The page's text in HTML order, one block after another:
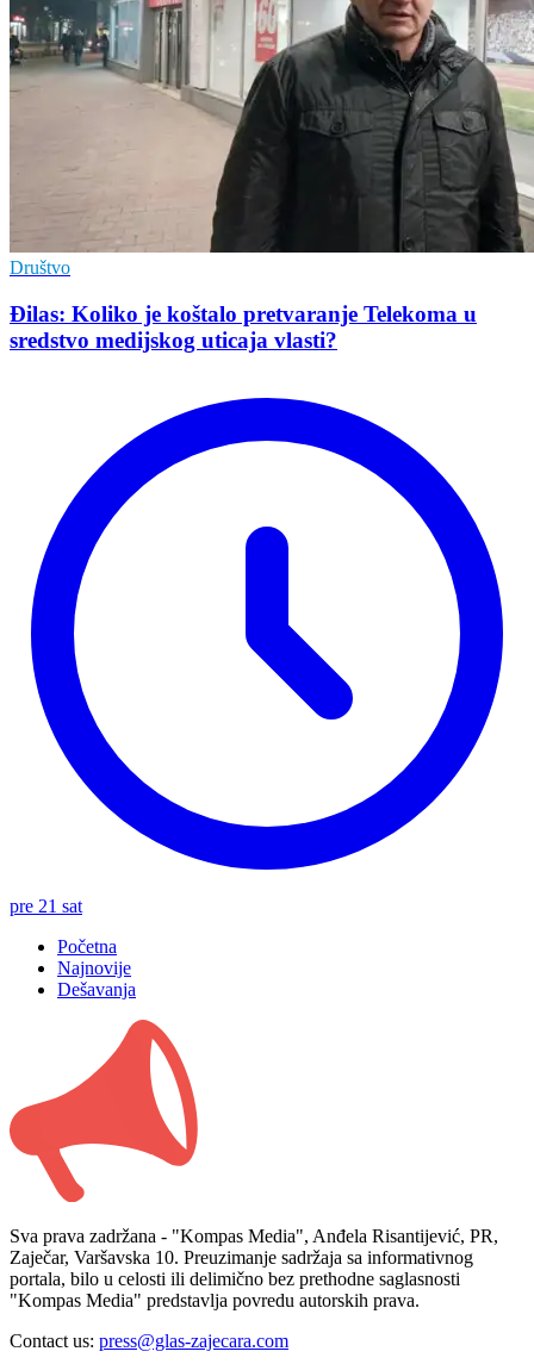
Društvo
Đilas: Koliko je koštalo pretvaranje Telekoma u
sredstvo medijskog uticaja vlasti?
pre 21 sat
Početna
Najnovije
Dešavanja
Sva prava zadržana - "Kompas Media", Anđela Risantijević, PR,
Zaječar, Varšavska 10. Preuzimanje sadržaja sa informativnog
portala, bilo u celosti ili delimično bez prethodne saglasnosti
"Kompas Media" predstavlja povredu autorskih prava.
Contact us: press@glas-zajecara.com